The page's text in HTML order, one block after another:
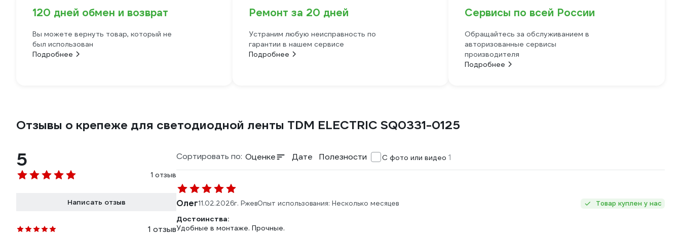
120 дней обмен и возврат
Вы можете вернуть товар, который не
был использован
Подробнее
Ремонт за 20 дней
Устраним любую неисправность по
гарантии в нашем сервисе
Подробнее
Сервисы по всей России
Обращайтесь за обслуживанием в
авторизованные сервисы
производителя
Подробнее
Отзывы о крепеже для светодиодной ленты TDM ELECTRIC SQ0331-0125
5
1 отзыв
Написать отзыв
1 отзыв
Сортировать по: Оценке Дате Полезности С фото или видео 1
Олег11.02.2026г. РжевОпыт использования: Несколько месяцев Товар куплен у нас
Достоинства:
Удобные в монтаже. Прочные.